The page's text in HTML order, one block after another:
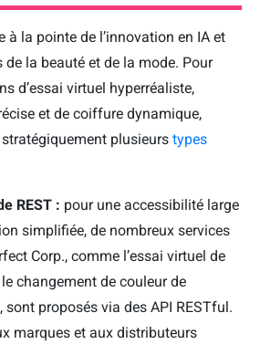
à la pointe de l’innovation en IA et
de la beauté et de la mode. Pour
d’essai virtuel hyperréaliste,
et de coiffure dynamique,
stratégiquement plusieurs types
REST : pour une accessibilité large
simplifiée, de nombreux services
Corp., comme l’essai virtuel de
changement de couleur de
sont proposés via des API RESTful.
marques et aux distributeurs